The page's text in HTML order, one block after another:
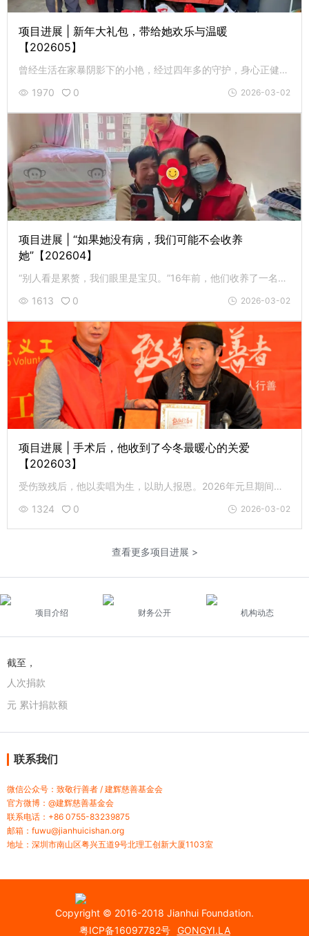
项目进展 | 新年大礼包，带给她欢乐与温暖
【202605】
曾经生活在家暴阴影下的小艳，经过四年多的守护，身心正健康成长。2月8日，志愿者特意为她送去新年大礼包。
1970
0 2026-03-02
项目进展 | “如果她没有病，我们可能不会收养
她”【202604】
“别人看是累赘，我们眼里是宝贝。”16年前，他们收养了一名重病弃婴，为孩子倾尽了毕生所有。
1613
0 2026-03-02
项目进展 | 手术后，他收到了今冬最暖心的关爱
【202603】
受伤致残后，他以卖唱为生，以助人报恩。2026年元旦期间，他因突发心梗紧急手术，建辉基金会代表捐助人为他送去最暖心的关爱。
1324
0 2026-03-02
查看更多项目进展 >
项目介绍 财务公开 机构动态
截至，
人次捐款
元 累计捐款额
联系我们
微信公众号：致敬行善者 / 建辉慈善基金会
官方微博：@建辉慈善基金会
联系电话：+86 0755-83239875
邮箱：fuwu@jianhuicishan.org
地址：深圳市南山区粤兴五道9号北理工创新大厦1103室
Copyright © 2016-2018 Jianhui Foundation.
粤ICP备16097782号
GONGYI.LA